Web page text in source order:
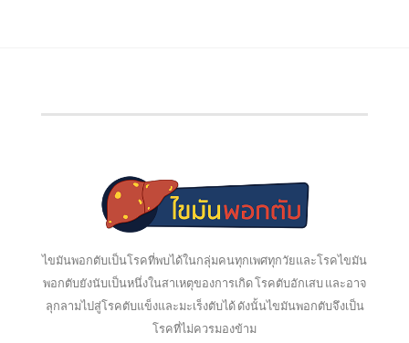
ไขมันพอกตับเป็นโรคที่พบได้ในกลุ่มคนทุกเพศทุกวัยและโรคไขมัน
พอกตับยังนับเป็นหนึ่งในสาเหตุของการเกิด โรคตับอักเสบ และอาจ
ลุกลามไปสู่โรคตับแข็งและมะเร็งตับได้ ดังนั้นไขมันพอกตับจึงเป็น
โรคที่ไม่ควรมองข้าม